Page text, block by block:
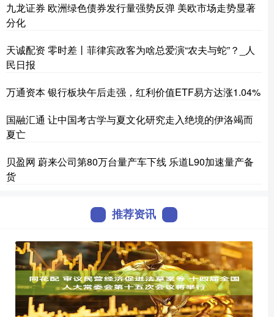
九龙证券 欧洲绿色债券发行量强势反弹 美欧市场走势显著
分化
天诚配资 ‍‍零时差丨菲律宾政客为啥总爱演“农夫与蛇”？_人
民日报
万通资本 银行板块午后走强，红利价值ETF易方达涨1.04%
国融汇通 让中国考古学与夏文化研究走入绝境的伊洛竭而
夏亡
贝盈网 蔚来公司第80万台量产车下线 乐道L90加速量产备
货
推荐资讯